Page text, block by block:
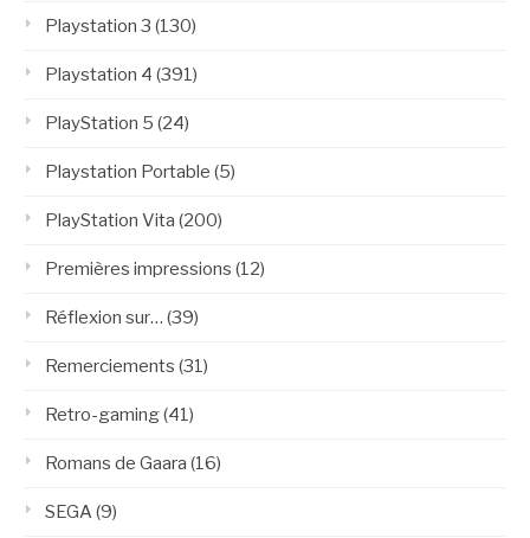
Playstation 3 (130)
Playstation 4 (391)
PlayStation 5 (24)
Playstation Portable (5)
PlayStation Vita (200)
Premières impressions (12)
Réflexion sur… (39)
Remerciements (31)
Retro-gaming(41)
Romans de Gaara (16)
SEGA(9)